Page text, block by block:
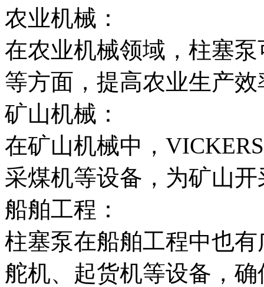
农业机械：
在农业机械领域，柱塞
等方面，提高农业生产
矿山机械：
在矿山机械中，
采煤机等设备，为矿山
船舶工程：
柱塞泵在船舶工程中也
舵机、起货机等设备，